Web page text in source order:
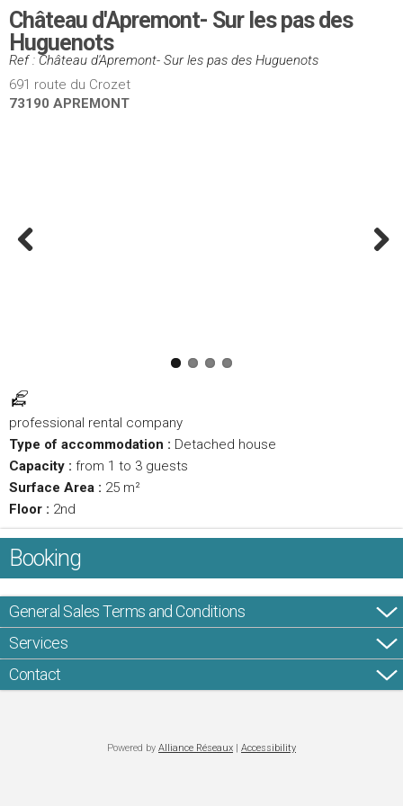
Château d'Apremont- Sur les pas des
Huguenots
Ref : Château d'Apremont- Sur les pas des Huguenots
691 route du Crozet
73190 APREMONT
professional rental company
Type of accommodation : Detached house
Capacity : from 1 to 3 guests
Surface Area : 25 m²
Floor : 2nd
Booking
General Sales Terms and Conditions
Services
Contact
Powered by Alliance Réseaux Accessibility